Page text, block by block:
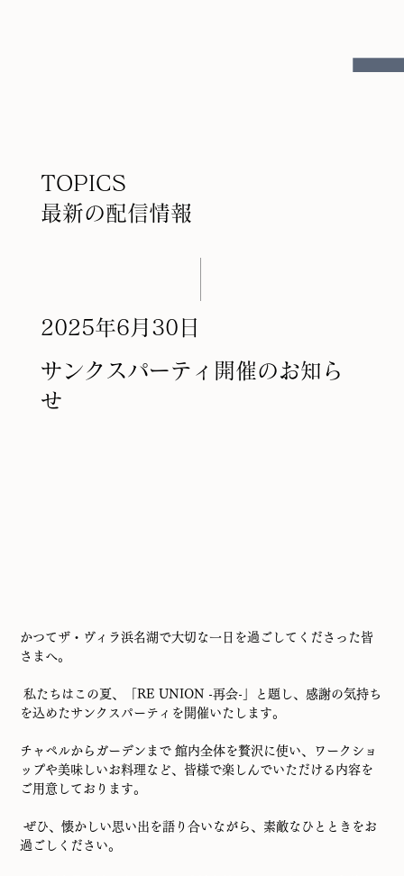
サンクスパーティ開催のお知ら
せ
かつてザ・ヴィラ浜名湖で大切な一日を過ごしてくださった皆
さまへ。
私たちはこの夏、「RE UNION -再会-」と題し、感謝の気持ち
を込めたサンクスパーティを開催いたします。
チャペルからガーデンまで 館内全体を贅沢に使い、ワークショ
ップや美味しいお料理など、皆様で楽しんでいただける内容を
ご用意しております。
ぜひ、懐かしい思い出を語り合いながら、素敵なひとときをお
過ごしください。
​最新の配信情報
TOPICS
2025年6月30日